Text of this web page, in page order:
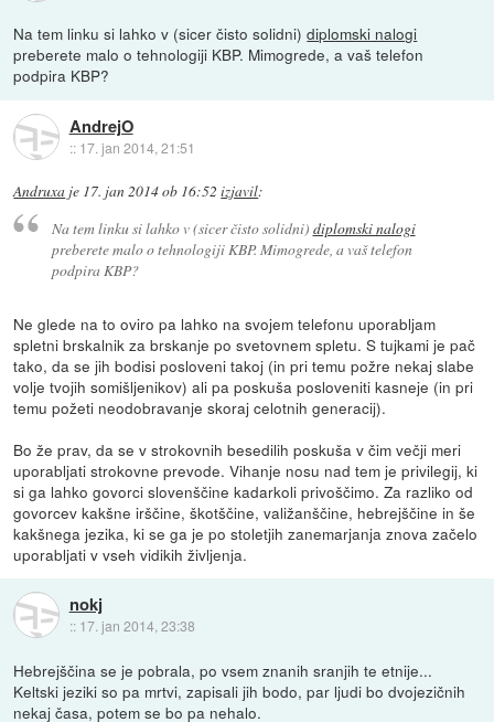
Na tem linku si lahko v (sicer čisto solidni)diplomski nalogi
preberete malo o tehnologiji KBP. Mimogrede, a vaš telefon
podpira KBP?
AndrejO
:: 17. jan 2014, 21:51
Andruxa je 17. jan 2014 ob 16:52 izjavil:
Na tem linku si lahko v (sicer čisto solidni) diplomski nalogi
preberete malo o tehnologiji KBP. Mimogrede, a vaš telefon
podpira KBP?
Ne glede na to oviro pa lahko na svojem telefonu uporabljam
spletni brskalnik za brskanje po svetovnem spletu. S tujkami je pač
tako, da se jih bodisi posloveni takoj (in pri temu požre nekaj slabe
volje tvojih somišljenikov) ali pa poskuša posloveniti kasneje (in pri
temu požeti neodobravanje skoraj celotnih generacij).
Bo že prav, da se v strokovnih besedilih poskuša v čim večji meri
uporabljati strokovne prevode. Vihanje nosu nad tem je privilegij, ki
si ga lahko govorci slovenščine kadarkoli privoščimo. Za razliko od
govorcev kakšne irščine, škotščine, valižanščine, hebrejščine in še
kakšnega jezika, ki se ga je po stoletjih zanemarjanja znova začelo
uporabljati v vseh vidikih življenja.
nokj
:: 17. jan 2014, 23:38
Hebrejščina se je pobrala, po vsem znanih sranjih te etnije...
Keltski jeziki so pa mrtvi, zapisali jih bodo, par ljudi bo dvojezičnih
nekaj časa, potem se bo pa nehalo.